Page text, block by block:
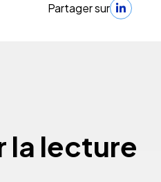
Partager sur
la lecture